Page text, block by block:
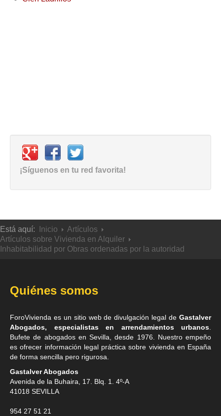
¡Síguenos en tu red favorita!
Está aquí: Inicio
Artículos
Artículos sobre Vivienda en Alquiler
Inhabitabilidad por Obras ordenadas por la autoridad
Quiénes somos
ForoVivienda es un sitio web de divulgación legal de Gastalver
Abogados, especialistas en arrendamientos urbanos
Bufete de abogados en Sevilla , desde 1976. Nuestro empeño
es ofrecer información legal práctica sobre vivienda en España
de forma sencilla pero rigurosa.
Gastalver Abogados
Avenida de la Buhaira, 17. Blq. 1. 4º-A
41018 SEVILLA
954 27 51 21